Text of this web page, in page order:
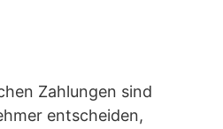
Zahlungen sind
entscheiden,